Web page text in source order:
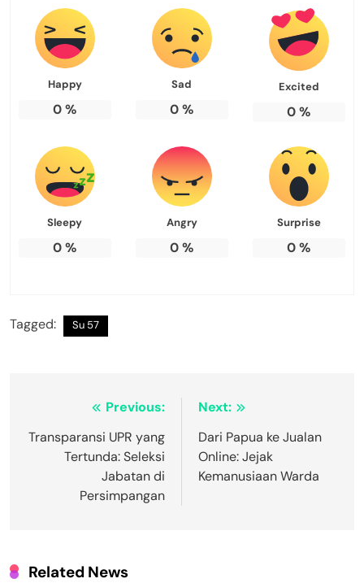
Happy
0%
Sad
0%
Excited
0%
Sleepy
0%
Angry
0%
Surprise
0%
Tagged: Su 57
Navigasi
pos
Previous:
Transparansi UPR yang
Tertunda: Seleksi
Jabatan di
Persimpangan
Next:
Dari Papua ke Jualan
Online: Jejak
Kemanusiaan Warda
Related News